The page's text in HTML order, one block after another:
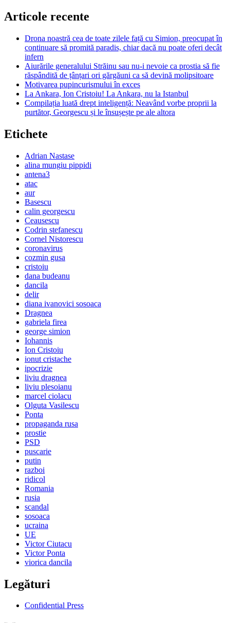
Articole recente
Drona noastră cea de toate zilele față cu Simion, preocupat în
continuare să promită paradis, chiar dacă nu poate oferi decât
infern
Aiurările generalului Străinu sau nu-i nevoie ca prostia să fie
răspândită de țânțari ori gărgăuni ca să devină molipsitoare
Motivarea pupincurismului în exces
La Ankara, Ion Cristoiu! La Ankara, nu la Istanbul
Compilația luată drept inteligență: Neavând vorbe proprii la
purtător, Georgescu și le însușește pe ale altora
Etichete
Adrian Nastase
alina mungiu pippidi
antena3
atac
aur
Basescu
calin georgescu
Ceausescu
Codrin stefanescu
Cornel Nistorescu
coronavirus
cozmin gusa
cristoiu
dana budeanu
dancila
delir
diana ivanovici sosoaca
Dragnea
gabriela firea
george simion
Iohannis
Ion Cristoiu
ionut cristache
ipocrizie
liviu dragnea
liviu plesoianu
marcel ciolacu
Olguta Vasilescu
Ponta
propaganda rusa
prostie
PSD
puscarie
putin
razboi
ridicol
Romania
rusia
scandal
sosoaca
ucraina
UE
Victor Ciutacu
Victor Ponta
viorica dancila
Legături
Confidential Press